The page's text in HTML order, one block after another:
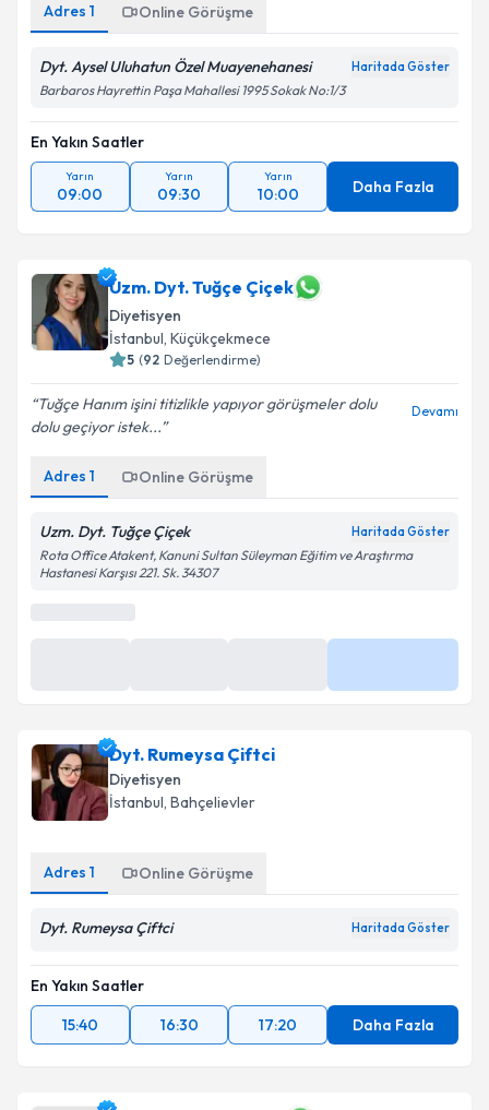
Adres 1 Online Görüşme
Dyt. Aysel Uluhatun Özel Muayenehanesi Haritada Göster
Barbaros Hayrettin Paşa Mahallesi 1995 Sokak No:1/3
En Yakın Saatler
Yarın
09:00
Yarın
09:30
Yarın
10:00 Daha Fazla
Uzm. Dyt. Tuğçe Çiçek
Diyetisyen
İstanbul, Küçükçekmece
5 (92 Değerlendirme)
Tuğçe Hanım işini titizlikle yapıyor görüşmeler dolu
dolu geçiyor istek...
Devamı
Adres 1 Online Görüşme
Uzm. Dyt. Tuğçe Çiçek Haritada Göster
Rota Office Atakent, Kanuni Sultan Süleyman Eğitim ve Araştırma
Hastanesi Karşısı 221. Sk. 34307
Dyt. Rumeysa Çiftci
Diyetisyen
İstanbul, Bahçelievler
Adres 1 Online Görüşme
Dyt. Rumeysa Çiftci Haritada Göster
En Yakın Saatler
15:40
16:30 17:20 Daha Fazla